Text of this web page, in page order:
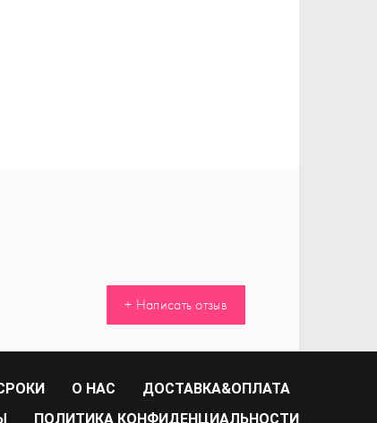
+ Написать отзыв
О НАС
ДОСТАВКА&ОПЛАТА
ПОЛИТИКА КОНФИДЕНЦИАЛЬНОСТИ